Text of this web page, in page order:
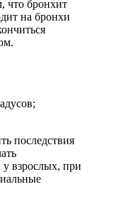
что бронхит
на бронхи
последствия
у взрослых, при